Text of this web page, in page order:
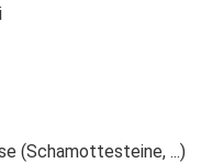
(Schamottesteine, ...)